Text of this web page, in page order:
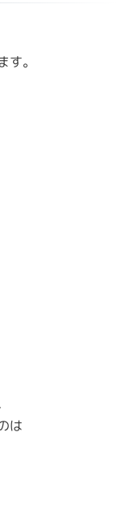
。
は